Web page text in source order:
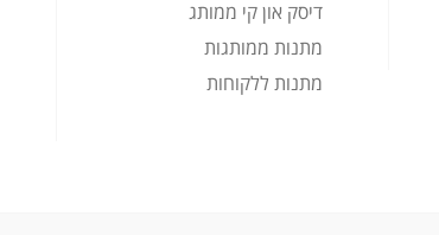
דיסק און קי ממותג
מתנות ממותגות
מתנות ללקוחות